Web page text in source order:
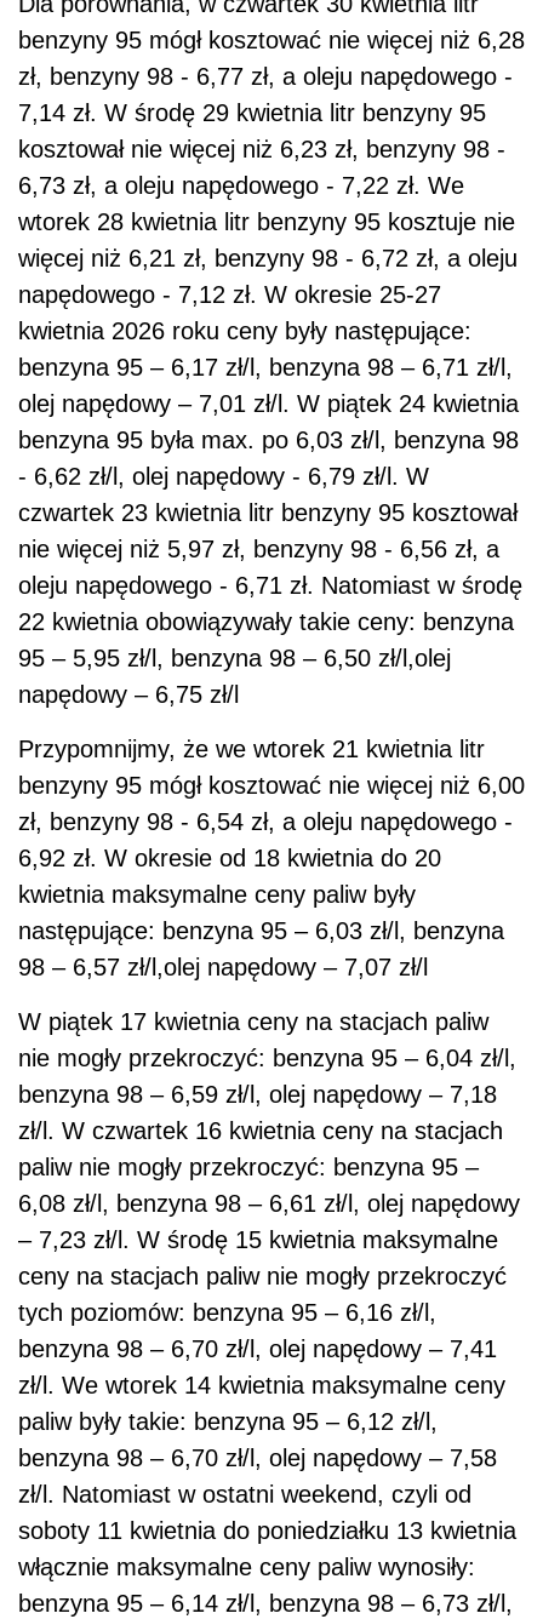
benzyny 95 mógł kosztować nie więcej niż 6,28
zł, benzyny 98 - 6,77 zł, a oleju napędowego -
7,14 zł. W środę 29 kwietnia litr benzyny 95
kosztował nie więcej niż 6,23 zł, benzyny 98 -
6,73 zł, a oleju napędowego - 7,22 zł. We
wtorek 28 kwietnia litr benzyny 95 kosztuje nie
więcej niż 6,21 zł, benzyny 98 - 6,72 zł, a oleju
napędowego - 7,12 zł. W okresie 25-27
kwietnia 2026 roku ceny były następujące:
benzyna 95 – 6,17 zł/l, benzyna 98 – 6,71 zł/l,
olej napędowy – 7,01 zł/l. W piątek 24 kwietnia
benzyna 95 była max. po 6,03 zł/l, benzyna 98
- 6,62 zł/l, olej napędowy - 6,79 zł/l. W
czwartek 23 kwietnia litr benzyny 95 kosztował
nie więcej niż 5,97 zł, benzyny 98 - 6,56 zł, a
oleju napędowego - 6,71 zł. Natomiast w środę
22 kwietnia obowiązywały takie ceny: benzyna
95 – 5,95 zł/l, benzyna 98 – 6,50 zł/l,olej
napędowy – 6,75 zł/l
Przypomnijmy, że we wtorek 21 kwietnia litr
benzyny 95 mógł kosztować nie więcej niż 6,00
zł, benzyny 98 - 6,54 zł, a oleju napędowego -
6,92 zł. W okresie od 18 kwietnia do 20
kwietnia maksymalne ceny paliw były
następujące: benzyna 95 – 6,03 zł/l, benzyna
98 – 6,57 zł/l,olej napędowy – 7,07 zł/l
W piątek 17 kwietnia ceny na stacjach paliw
nie mogły przekroczyć: benzyna 95 – 6,04 zł/l,
benzyna 98 – 6,59 zł/l, olej napędowy – 7,18
zł/l. W czwartek 16 kwietnia ceny na stacjach
paliw nie mogły przekroczyć: benzyna 95 –
6,08 zł/l, benzyna 98 – 6,61 zł/l, olej napędowy
– 7,23 zł/l. W środę 15 kwietnia maksymalne
ceny na stacjach paliw nie mogły przekroczyć
tych poziomów: benzyna 95 – 6,16 zł/l,
benzyna 98 – 6,70 zł/l, olej napędowy – 7,41
zł/l. We wtorek 14 kwietnia maksymalne ceny
paliw były takie: benzyna 95 – 6,12 zł/l,
benzyna 98 – 6,70 zł/l, olej napędowy – 7,58
zł/l. Natomiast w ostatni weekend, czyli od
soboty 11 kwietnia do poniedziałku 13 kwietnia
włącznie maksymalne ceny paliw wynosiły:
benzyna 95 – 6,14 zł/l, benzyna 98 – 6,73 zł/l,